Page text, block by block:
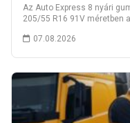
Az Auto Express 8 nyári
205/55 R16 91V méretben
07.08.2026